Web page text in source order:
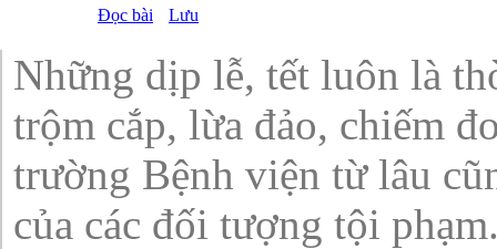
Đọc bài Lưu
Những dịp lễ, tết luôn là
trộm cắp, lừa đảo, chiếm
trường Bệnh viện từ lâu
của các đối tượng tội